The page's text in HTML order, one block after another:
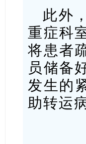
此外
重症科
将患者
员储备
发生的
助转运